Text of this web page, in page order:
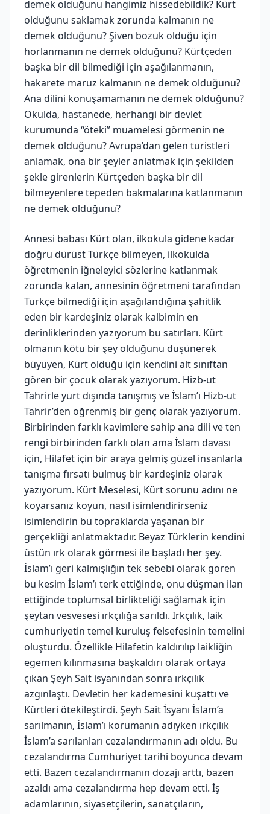
demek olduğunu hangimiz hissedebildik? Kürt
olduğunu saklamak zorunda kalmanın ne
demek olduğunu? Şiven bozuk olduğu için
horlanmanın ne demek olduğunu? Kürtçeden
başka bir dil bilmediği için aşağılanmanın,
hakarete maruz kalmanın ne demek olduğunu?
Ana dilini konuşamamanın ne demek olduğunu?
Okulda, hastanede, herhangi bir devlet
kurumunda “öteki” muamelesi görmenin ne
demek olduğunu? Avrupa’dan gelen turistleri
anlamak, ona bir şeyler anlatmak için şekilden
şekle girenlerin Kürtçeden başka bir dil
bilmeyenlere tepeden bakmalarına katlanmanın
ne demek olduğunu?
Annesi babası Kürt olan, ilkokula gidene kadar
doğru dürüst Türkçe bilmeyen, ilkokulda
öğretmenin iğneleyici sözlerine katlanmak
zorunda kalan, annesinin öğretmeni tarafından
Türkçe bilmediği için aşağılandığına şahitlik
eden bir kardeşiniz olarak kalbimin en
derinliklerinden yazıyorum bu satırları. Kürt
olmanın kötü bir şey olduğunu düşünerek
büyüyen, Kürt olduğu için kendini alt sınıftan
gören bir çocuk olarak yazıyorum. Hizb-ut
Tahrirle yurt dışında tanışmış ve İslam’ı Hizb-ut
Tahrir’den öğrenmiş bir genç olarak yazıyorum.
Birbirinden farklı kavimlere sahip ana dili ve ten
rengi birbirinden farklı olan ama İslam davası
için, Hilafet için bir araya gelmiş güzel insanlarla
tanışma fırsatı bulmuş bir kardeşiniz olarak
yazıyorum. Kürt Meselesi, Kürt sorunu adını ne
koyarsanız koyun, nasıl isimlendirirseniz
isimlendirin bu topraklarda yaşanan bir
gerçekliği anlatmaktadır. Beyaz Türklerin kendini
üstün ırk olarak görmesi ile başladı her şey.
İslam’ı geri kalmışlığın tek sebebi olarak gören
bu kesim İslam’ı terk ettiğinde, onu düşman ilan
ettiğinde toplumsal birlikteliği sağlamak için
şeytan vesvesesi ırkçılığa sarıldı. Irkçılık, laik
cumhuriyetin temel kuruluş felsefesinin temelini
oluşturdu. Özellikle Hilafetin kaldırılıp laikliğin
egemen kılınmasına başkaldırı olarak ortaya
çıkan Şeyh Sait isyanından sonra ırkçılık
azgınlaştı. Devletin her kademesini kuşattı ve
Kürtleri ötekileştirdi. Şeyh Sait İsyanı İslam’a
sarılmanın, İslam’ı korumanın adıyken ırkçılık
İslam’a sarılanları cezalandırmanın adı oldu. Bu
cezalandırma Cumhuriyet tarihi boyunca devam
etti. Bazen cezalandırmanın dozajı arttı, bazen
azaldı ama cezalandırma hep devam etti. İş
adamlarının, siyasetçilerin, sanatçıların,